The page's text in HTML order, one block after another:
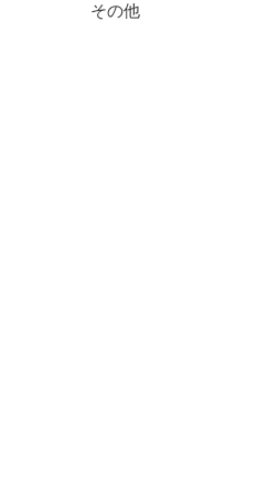
その他